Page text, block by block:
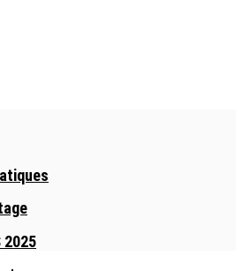
2025